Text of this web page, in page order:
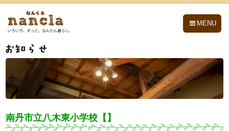
MENU
南丹市立八木東小学校【】